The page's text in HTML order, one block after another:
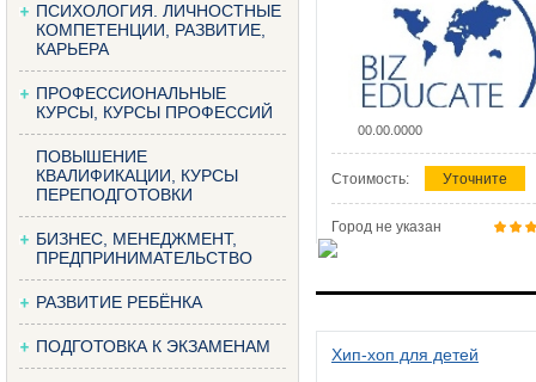
ПСИХОЛОГИЯ. ЛИЧНОСТНЫЕ
КОМПЕТЕНЦИИ, РАЗВИТИЕ,
КАРЬЕРА
ПРОФЕССИОНАЛЬНЫЕ
КУРСЫ, КУРСЫ ПРОФЕССИЙ
ПОВЫШЕНИЕ
КВАЛИФИКАЦИИ, КУРСЫ
ПЕРЕПОДГОТОВКИ
БИЗНЕС, МЕНЕДЖМЕНТ,
ПРЕДПРИНИМАТЕЛЬСТВО
РАЗВИТИЕ РЕБЁНКА
ПОДГОТОВКА К ЭКЗАМЕНАМ
00.00.0000
Стоимость: Уточните
Город не указан
Хип-хоп для детей